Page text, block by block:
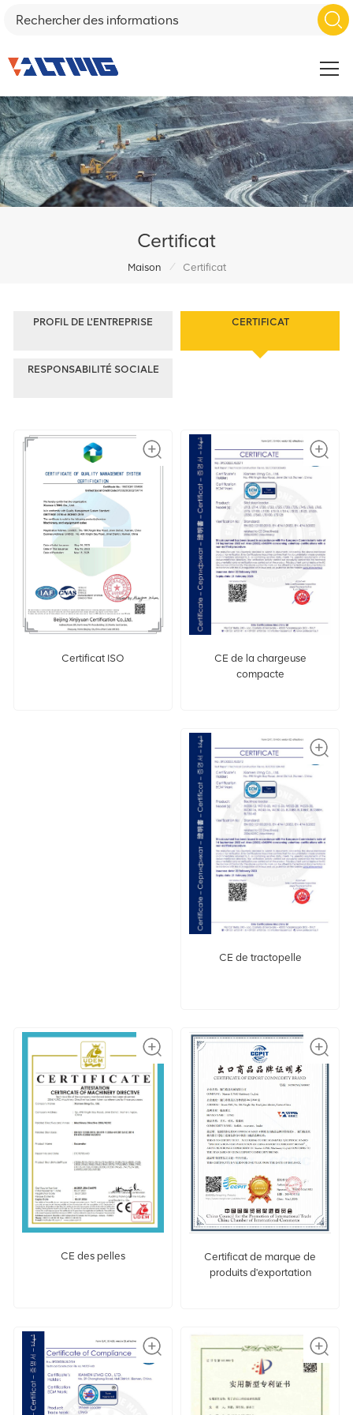
Certificat
Maison / Certificat
PROFIL DE L'ENTREPRISE CERTIFICAT
RESPONSABILITÉ SOCIALE
Certificat ISO
CE de la chargeuse
compacte
CE de tractopelle
CE des pelles
Certificat de marque de
produits d'exportation